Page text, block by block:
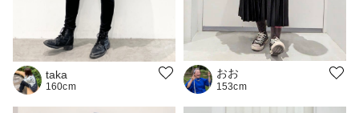
taka
160cm
おお
153cm